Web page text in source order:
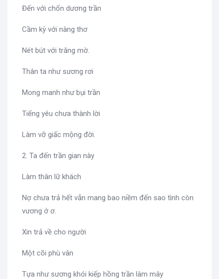
Đến với chốn dương trần
Cầm kỳ với nàng thơ
Nét bút với trăng mờ.
Thân ta như sương rơi
Mong manh như bụi trần
Tiếng yêu chưa thành lời
Làm vỡ giấc mộng đời.
2. Ta đến trần gian này
Làm thân lữ khách
Nợ chưa trả hết vẫn mang bao niềm đến sao tình còn
vương ớ ơ.
Xin trả về cho người
Một cõi phù vân
Tựa như sương khói kiếp hồng trần làm mây